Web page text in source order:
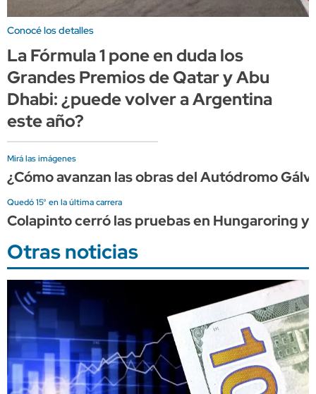
Conocé los detalles
La Fórmula 1 pone en duda los
Grandes Premios de Qatar y Abu
Dhabi: ¿puede volver a Argentina
este año?
Mirá las imágenes
¿Cómo avanzan las obras del Autódromo
Quedó 15° en la última carrera
Colapinto cerró las pruebas en Hungaroring
Otras noticias